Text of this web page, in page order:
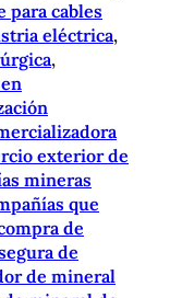
para cables
eléctrica
exterior de
mineras
que
de
de
de mineral